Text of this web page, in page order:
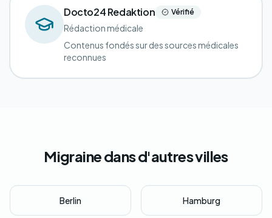
Docto24 Redaktion Vérifié
Rédaction médicale
Contenus fondés sur des sources médicales
reconnues
Migraine dans d'autres villes
Berlin Hamburg